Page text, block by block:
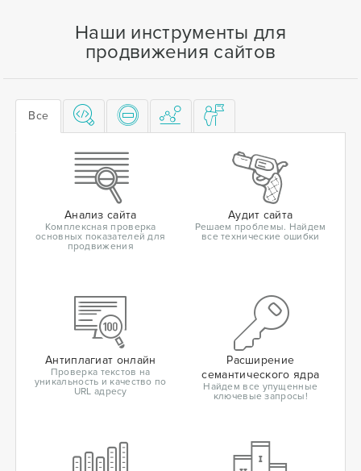
Наши инструменты для
продвижения сайтов
Все
Анализ сайта
Комплексная проверка
основных показателей для
продвижения
Аудит сайта
Решаем проблемы. Найдем
все технические ошибки
Антиплагиат онлайн
Проверка текстов на
уникальность и качество по
URL адресу
Расширение
семантического ядра
Найдем все упущенные
ключевые запросы!